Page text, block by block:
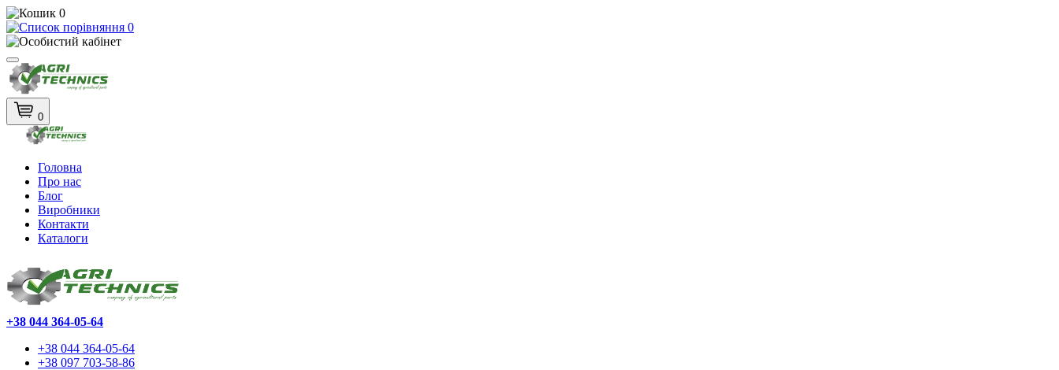
0
0
0
Головна
Про нас
Блог
Виробники
Контакти
Каталоги
+38 044 364-05-64
+38 044 364-05-64
+38 097 703-58-86